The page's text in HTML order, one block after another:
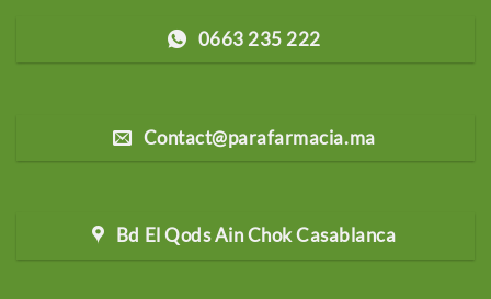
0663 235 222
Contact@parafarmacia.ma
Bd El Qods Ain Chok Casablanca